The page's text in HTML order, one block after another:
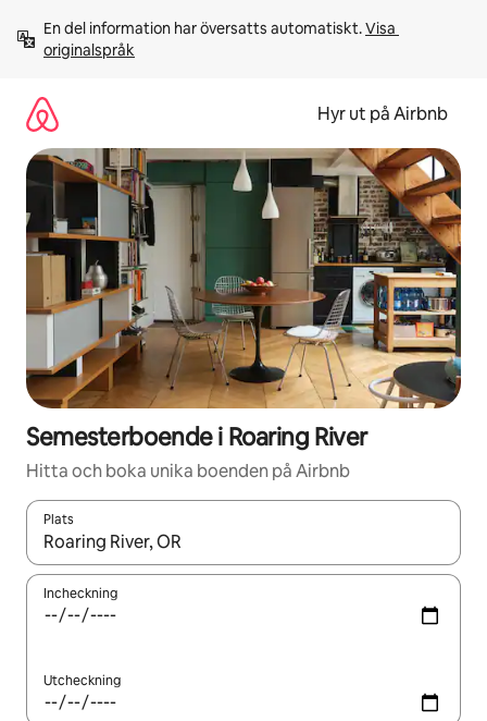
innehåll
En del information har översatts automatiskt. Visa
originalspråk
Hyr ut på Airbnb
Semesterboende i Roaring River
Hitta och boka unika boenden på Airbnb
Plats
När resultaten är tillgängliga kan du navigera med upp- och
Incheckning
Utcheckning